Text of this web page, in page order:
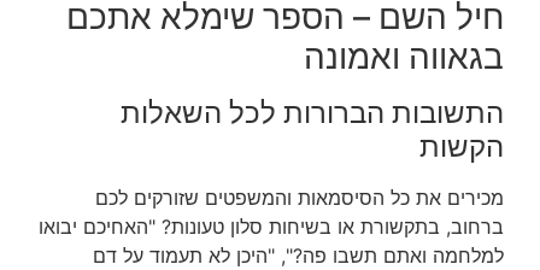
חיל השם – הספר שימלא אתכם
בגאווה ואמונה
התשובות הברורות לכל השאלות
הקשות
מכירים את כל הסיסמאות והמשפטים שזורקים לכם
ברחוב, בתקשורת או בשיחות סלון טעונות? "האחיכם יבואו
למלחמה ואתם תשבו פה?", "היכן לא תעמוד על דם